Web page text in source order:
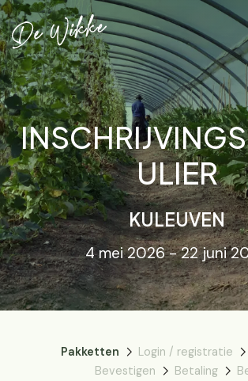
ULIER
KULEUVEN
4 mei 2026 - 22 juni
Pakketten Login / registratie
Bevestigen
Betaling